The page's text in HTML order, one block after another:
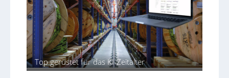
n
d
e
n
s
p
e
z
u
r
K
I
Top gerüstet für das KI-Zeitalter